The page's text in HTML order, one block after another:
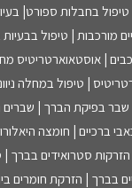
בחבלות ספורט|
מורכבות | טיפול בבעיות
| אוסטאוארטריטיס
| טיפול במחלה
בפיקת הברך | שברים
ברכיים | חומצה
סטרואידים בברך
בברך | הזרקת חומרים